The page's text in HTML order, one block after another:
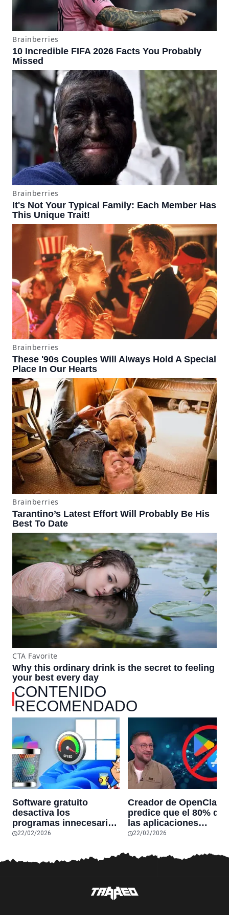
CONTENIDO
RECOMENDADO
Software gratuito
desactiva los
programas innecesarios
de Windows 11 y
reduciendo el uso de la
RAM y mucho más
22/02/2026
Creador de OpenClaw
predice que el 80% de
las aplicaciones
actuales
sobrevivirán las
aplicaciones con
hardware
22/02/2026